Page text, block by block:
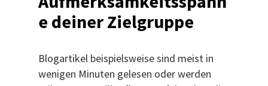
e deiner Zielgruppe
Blogartikel beispielsweise sind meist in
wenigen Minuten gelesen oder werden